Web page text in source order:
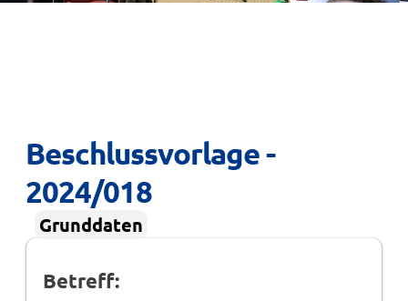
Beschlussvorlage -
2024/018
Grunddaten
Betreff: